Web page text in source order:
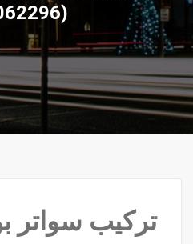
‫(35062296)‬ ‫‬
تركيب سواتر